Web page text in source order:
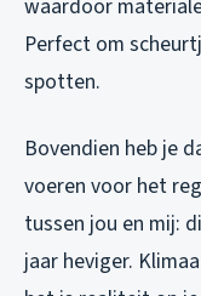
waardoor
Perfect om
spotten.
Bovendien heb je
voeren voor het
tussen jou en mij:
jaar heviger.